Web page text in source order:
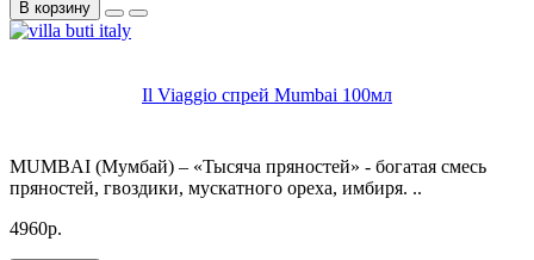
В корзину
Il Viaggio спрей Mumbai 100мл
MUMBAI (Мумбай) – «Тысяча пряностей» - богатая смесь
пряностей, гвоздики, мускатного ореха, имбиря. ..
4960р.